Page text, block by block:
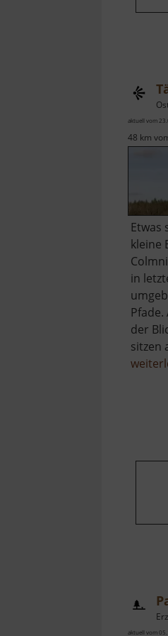
aktuell vom
48 km
Etwas
kleine
in
der
sitzen
aktuell vom